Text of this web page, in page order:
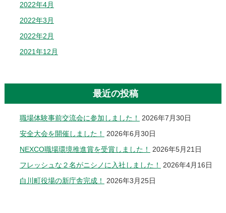
2022年4月
2022年3月
2022年2月
2021年12月
最近の投稿
職場体験事前交流会に参加しました！
2026年7月30日
安全大会を開催しました！
2026年6月30日
NEXCO職場環境推進賞を受賞しました！
2026年5月21日
フレッシュな２名がニシノに入社しました！
2026年4月16日
白川町役場の新庁舎完成！
2026年3月25日